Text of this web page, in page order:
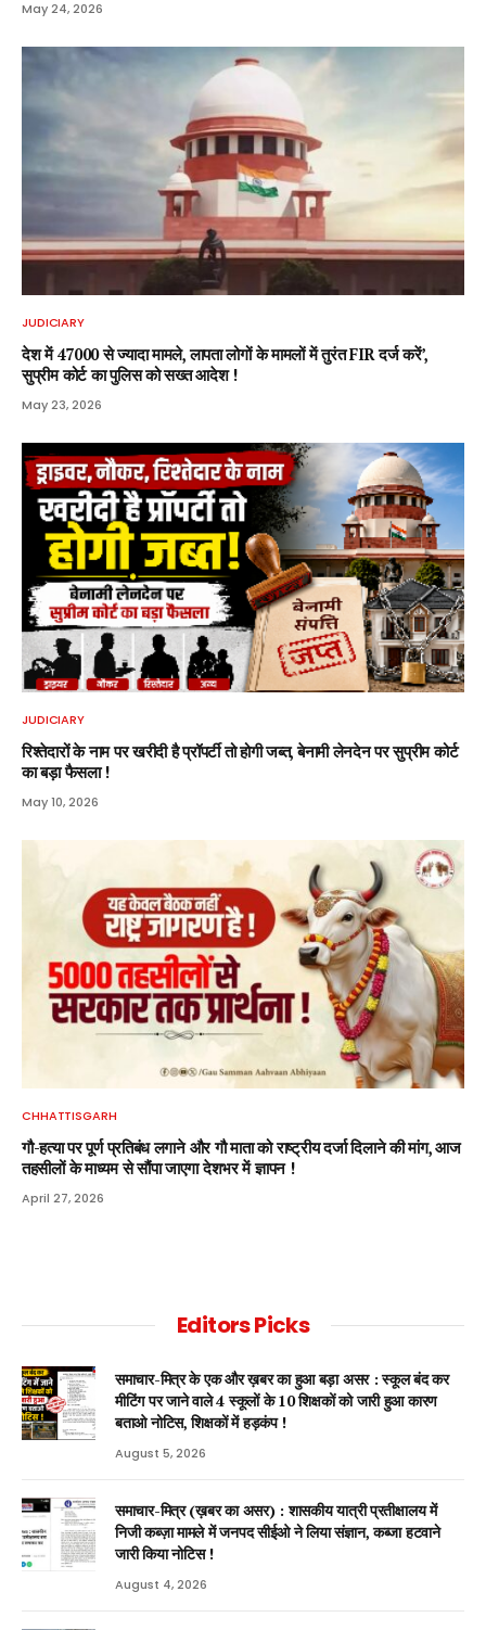
May 24, 2026
JUDICIARY
देश में 47000 से ज्यादा मामले, लापता लोगों के मामलों में तुरंत FIR दर्ज करें’,
सुप्रीम कोर्ट का पुलिस को सख्त आदेश !
May 23, 2026
JUDICIARY
रिश्तेदारों के नाम पर खरीदी है प्रॉपर्टी तो होगी जब्त, बेनामी लेनदेन पर सुप्रीम कोर्ट
का बड़ा फैसला !
May 10, 2026
CHHATTISGARH
गौ-हत्या पर पूर्ण प्रतिबंध लगाने और गौ माता को राष्ट्रीय दर्जा दिलाने की मांग, आज
तहसीलों के माध्यम से सौंपा जाएगा देशभर में ज्ञापन !
April 27, 2026
Editors Picks
समाचार-मित्र के एक और ख़बर का हुआ बड़ा असर : स्कूल बंद कर
मीटिंग पर जाने वाले 4 स्कूलों के 10 शिक्षकों को जारी हुआ कारण
बताओ नोटिस, शिक्षकों में हड़कंप !
August 5, 2026
समाचार-मित्र (ख़बर का असर) : शासकीय यात्री प्रतीक्षालय में
निजी कब्ज़ा मामले में जनपद सीईओ ने लिया संज्ञान, कब्जा हटवाने
जारी किया नोटिस !
August 4, 2026